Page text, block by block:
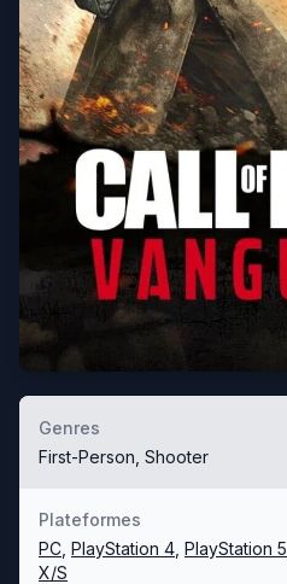
Genres
First-Person, Shooter
Plateformes
PC PlayStation 4 PlayStation 5
X/S